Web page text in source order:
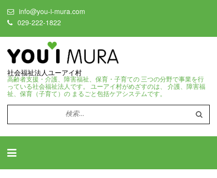
info@you-i-mura.com
029-222-1822
社会福祉法人ユーアイ村
高齢者支援・介護、障害福祉、保育・子育ての 三つの分野で事業を行
っている社会福祉法人です。 ユーアイ村がめざすのは、 介護、障害福
祉、保育（子育て）の まるごと包括ケアシステムです。
検
索: